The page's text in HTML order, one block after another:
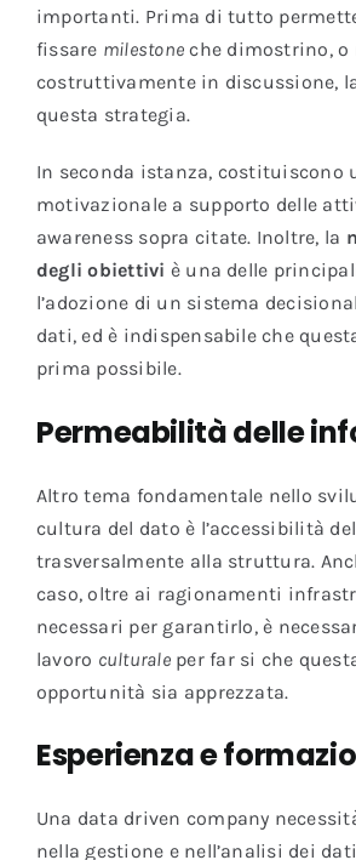
importanti. Prima di tutto
fissare milestone che dimostrino, o
costruttivamente in discussione,
questa strategia.
In seconda istanza, costituiscono
motivazionale a supporto delle
awareness sopra citate. Inoltre, la
degli obiettivi è una delle
l’adozione di un sistema
dati, ed è indispensabile che
prima possibile.
Permeabilità delle
Altro tema fondamentale nello
cultura del dato è l’accessibilità
trasversalmente alla struttura.
caso, oltre ai ragionamenti
necessari per garantirlo, è
lavoro culturaleper far si che
opportunità sia apprezzata.
Esperienza e
Una data driven company
nella gestione e nell’analisi dei